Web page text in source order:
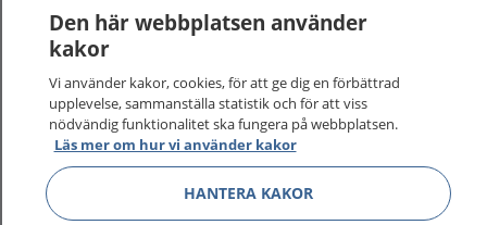
1177 på flera språk
Om 1177
Kontakt Visa
Den här webbplatsen använder
kakor
Vi använder kakor, cookies, för att ge dig en förbättrad
upplevelse, sammanställa statistik och för att viss
nödvändig funktionalitet ska fungera på webbplatsen.
Läs mer om hur vi använder kakor
HANTERA KAKOR